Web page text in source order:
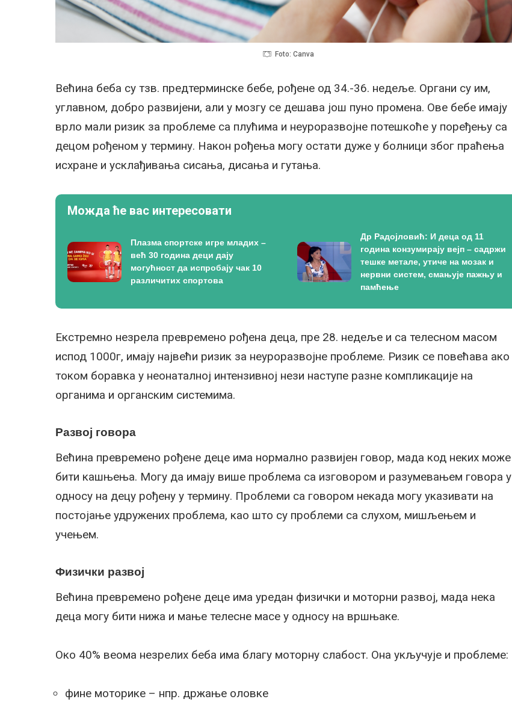
Foto: Canva
Већина беба су тзв. предтерминске бебе, рођене од 34.-36. недеље. Органи су им,
углавном, добро развијени, али у мозгу се дешава још пуно промена. Ове бебе имају
врло мали ризик за проблеме са плућима и неуроразвојне потешкоће у поређењу са
децом рођеном у термину. Након рођења могу остати дуже у болници због праћења
исхране и усклађивања сисања, дисања и гутања.
Можда ће вас интересовати
Плазма спортске игре младих –
већ 30 година деци дају
могућност да испробају чак 10
различитих спортова
Др Радојловић: И деца од 11
година конзумирају вејп – садржи
тешке метале, утиче на мозак и
нервни систем, смањује пажњу и
памћење
Екстремно незрела превремено рођена деца, пре 28. недеље и са телесном масом
испод 1000г, имају највећи ризик за неуроразвојне проблеме. Ризик се повећава ако
током боравка у неонаталној интензивној нези наступе разне компликације на
органима и органским системима.
Развој говора
Већина превремено рођене деце има нормално развијен говор, мада код неких може
бити кашњења. Могу да имају више проблема са изговором и разумевањем говора у
односу на децу рођену у термину. Проблеми са говором некада могу указивати на
постојање удружених проблема, као што су проблеми са слухом, мишљењем и
учењем.
Физички развој
Већина превремено рођене деце има уредан физички и моторни развој, мада нека
деца могу бити нижа и мање телесне масе у односу на вршњаке.
Око 40% веома незрелих беба има благу моторну слабост. Она укључује и проблеме:
фине моторике – нпр. држање оловке